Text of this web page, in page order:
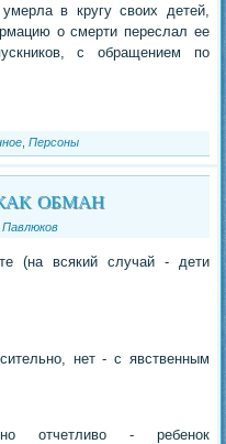
в кругу своих детей,
о смерти переслал ее
с обращением по
, Персоны
обман
(на всякий случай - дети
нет - с явственным
отчетливо - ребенок